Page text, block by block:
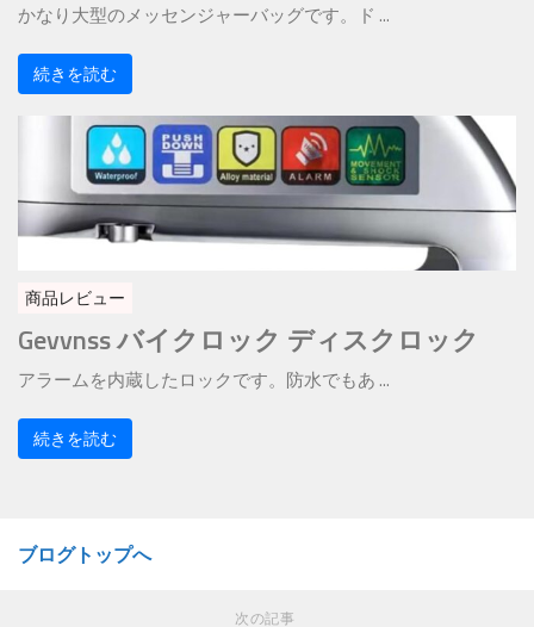
かなり大型のメッセンジャーバッグです。ド ...
続きを読む
商品レビュー
Gevvnss バイクロック ディスクロック
アラームを内蔵したロックです。防水でもあ ...
続きを読む
ブログトップへ
次の記事